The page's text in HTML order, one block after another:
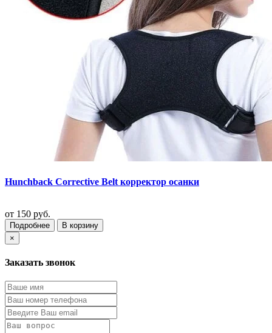
Hunchback Corrective Belt корректор осанки
от 150 руб.
Подробнее
В корзину
×
Заказать звонок